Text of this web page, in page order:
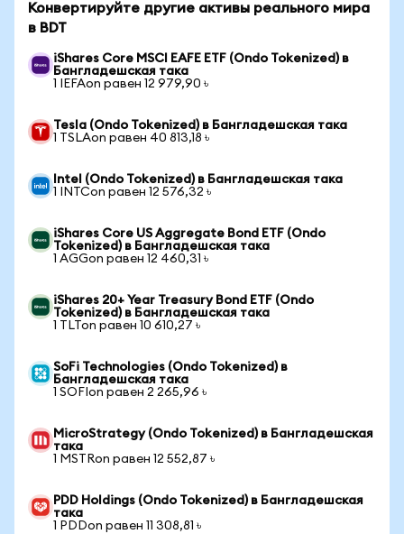
Конвертируйте другие активы реального мира
в BDT
iShares Core MSCI EAFE ETF (Ondo Tokenized) в
Бангладешская така
1 IEFAon равен 12 979,90 ৳
Tesla (Ondo Tokenized) в Бангладешская така
1 TSLAon равен 40 813,18 ৳
Intel (Ondo Tokenized) в Бангладешская така
1 INTCon равен 12 576,32 ৳
iShares Core US Aggregate Bond ETF (Ondo
Tokenized) в Бангладешская така
1 AGGon равен 12 460,31 ৳
iShares 20+ Year Treasury Bond ETF (Ondo
Tokenized) в Бангладешская така
1 TLTon равен 10 610,27 ৳
SoFi Technologies (Ondo Tokenized) в
Бангладешская така
1 SOFIon равен 2 265,96 ৳
MicroStrategy (Ondo Tokenized) в Бангладешская
така
1 MSTRon равен 12 552,87 ৳
PDD Holdings (Ondo Tokenized) в Бангладешская
така
1 PDDon равен 11 308,81 ৳